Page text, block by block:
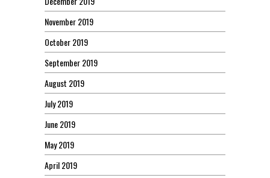
November 2019
October 2019
September 2019
August 2019
July 2019
June 2019
May 2019
April 2019